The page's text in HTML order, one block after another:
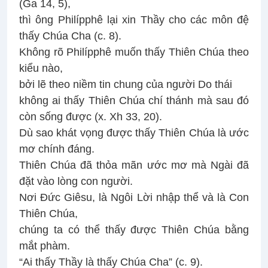
(Ga 14, 5),
thì ông Philípphê lại xin Thầy cho các môn đệ
thấy Chúa Cha (c. 8).
Không rõ Philípphê muốn thấy Thiên Chúa theo
kiểu nào,
bởi lẽ theo niềm tin chung của người Do thái
không ai thấy Thiên Chúa chí thánh mà sau đó
còn sống được (x. Xh 33, 20).
Dù sao khát vọng được thấy Thiên Chúa là ước
mơ chính đáng.
Thiên Chúa đã thỏa mãn ước mơ mà Ngài đã
đặt vào lòng con người.
Nơi Đức Giêsu, là Ngôi Lời nhập thể và là Con
Thiên Chúa,
chúng ta có thể thấy được Thiên Chúa bằng
mắt phàm.
“Ai thấy Thầy là thấy Chúa Cha” (c. 9).